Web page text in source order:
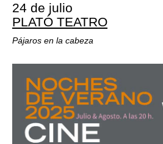
24 de julio
PLATÓ TEATRO
Pájaros en la cabeza